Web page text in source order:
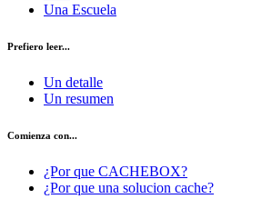
Una Escuela
Prefiero leer...
Un detalle
Un resumen
Comienza con...
¿Por que CACHEBOX?
¿Por que una solucion cache?